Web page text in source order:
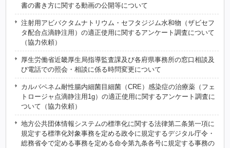
書の書き方に関する動画の公開等について
注射用アビバクタムナトリウム・セフタジジム水和物（ザビセフ
タ配合点滴静注用）の適正使用に関するアンケート調査について
（協力依頼）
厚生労働省近畿厚生局指導監査課及び各府県事務所の窓口相談及
び電話での照会・相談に係る時問変更について
カルバペネム耐性腸内細菌目細菌（CRE）感染症の治療薬（フェ
トロージャ点滴静注用1g）の適正使用に関するアンケート調査に
ついて（協力依頼）
地方公共団体情報システムの標準化に関する法律第二条第一項に
規定する標準化対象事務を定める政令に規定するデジタル庁令・
総務省令で定める事務を定める命令第九条各号に規定する事務の